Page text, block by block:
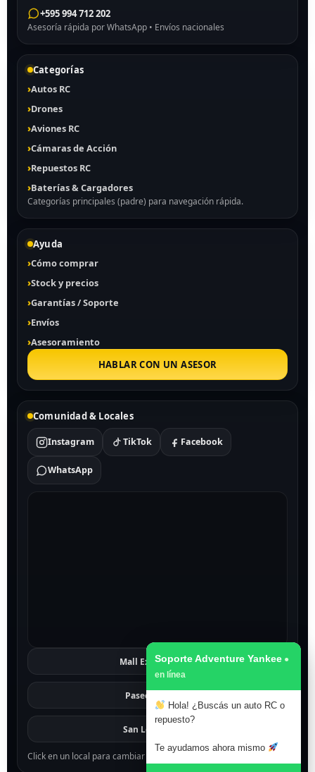
+595 994 712 202
Asesoría rápida por WhatsApp • Envíos nacionales
Categorías
Autos RC
Drones
Aviones RC
Cámaras de Acción
Repuestos RC
Baterías & Cargadores
Categorías principales (padre) para navegación rápida.
Ayuda
Cómo comprar
Stock y precios
Garantías / Soporte
Envíos
Asesoramiento
HABLAR CON UN ASESOR
Comunidad & Locales
Instagram TikTok Facebook
WhatsApp
Mall Excelsior Ver
Paseo 1811
San Lorenzo
Click en un local para cambiar el mapa.
Soporte Adventure Yankee
Hola! ¿Buscás un auto RC o
repuesto?
Te ayudamos ahora mismo